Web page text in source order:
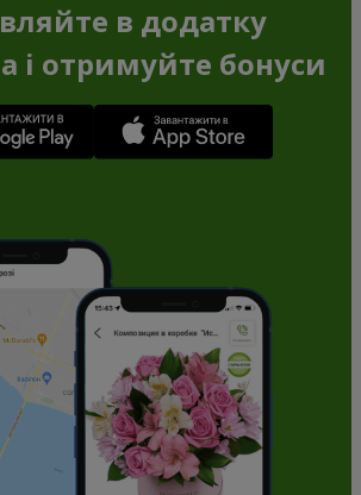
в додатку
і отримуйте бонуси